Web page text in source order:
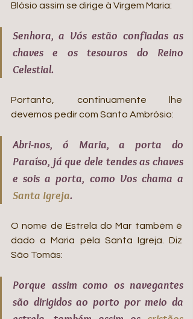
Blósio assim se dirige à Virgem Maria:
Senhora, a Vós estão confiadas as
chaves e os tesouros do Reino
Celestial.
Portanto, continuamente lhe
devemos pedir com Santo Ambrósio:
Abri-nos, ó Maria, a porta do
Paraíso, já que dele tendes as chaves
Santa Igreja.
O nome de Estrela do Mar também é
dado a Maria pela Santa Igreja. Diz
São Tomás:
Porque assim como os navegantes
são dirigidos ao porto por meio da